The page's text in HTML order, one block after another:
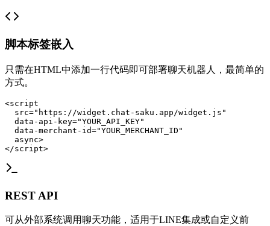
脚本标签嵌入
只需在HTML中添加一行代码即可部署聊天机器人，最简单的
方式。
<script
  src="https://widget.chat-saku.app/widget.js"
  data-api-key="YOUR_API_KEY"
  data-merchant-id="YOUR_MERCHANT_ID"
  async>
</script>
REST API
可从外部系统调用聊天功能，适用于LINE集成或自定义前